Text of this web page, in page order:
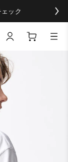
ック